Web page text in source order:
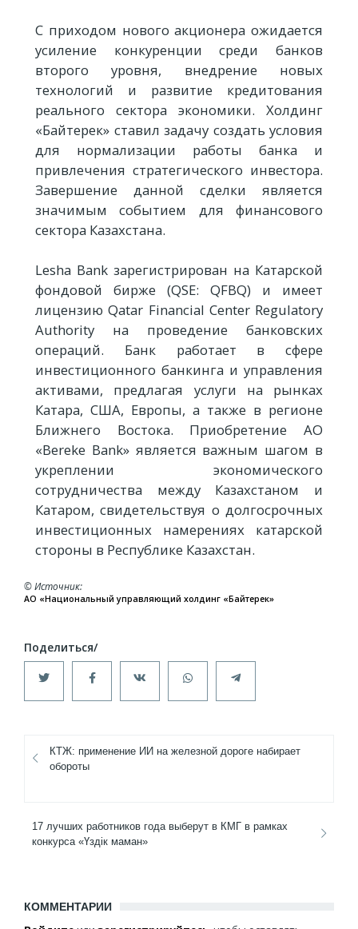
С приходом нового акционера ожидается
усиление конкуренции среди банков
второго уровня, внедрение новых
технологий и развитие кредитования
реального сектора экономики. Холдинг
«Байтерек» ставил задачу создать условия
для нормализации работы банка и
привлечения стратегического инвестора.
Завершение данной сделки является
значимым событием для финансового
сектора Казахстана.
Lesha Bank зарегистрирован на Катарской
фондовой бирже (QSE: QFBQ) и имеет
лицензию Qatar Financial Center Regulatory
Authority на проведение банковских
операций. Банк работает в сфере
инвестиционного банкинга и управления
активами, предлагая услуги на рынках
Катара, США, Европы, а также в регионе
Ближнего Востока. Приобретение АО
«Bereke Bank» является важным шагом в
укреплении экономического
сотрудничества между Казахстаном и
Катаром, свидетельствуя о долгосрочных
инвестиционных намерениях катарской
стороны в Республике Казахстан.
© Источник
АО «Национальный управляющий холдинг «Байтерек»
КТЖ: применение ИИ на железной дороге набирает
обороты
17 лучших работников года выберут в КМГ в рамках
конкурса «Үздік маман»
КОММЕНТАРИИ